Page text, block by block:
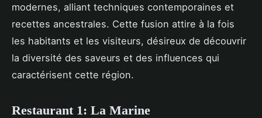
modernes, alliant techniques contemporaines et
recettes ancestrales. Cette fusion attire à la fois
les habitants et les visiteurs, désireux de découvrir
la diversité des saveurs et des influences qui
caractérisent cette région.
Restaurant 1: La Marine